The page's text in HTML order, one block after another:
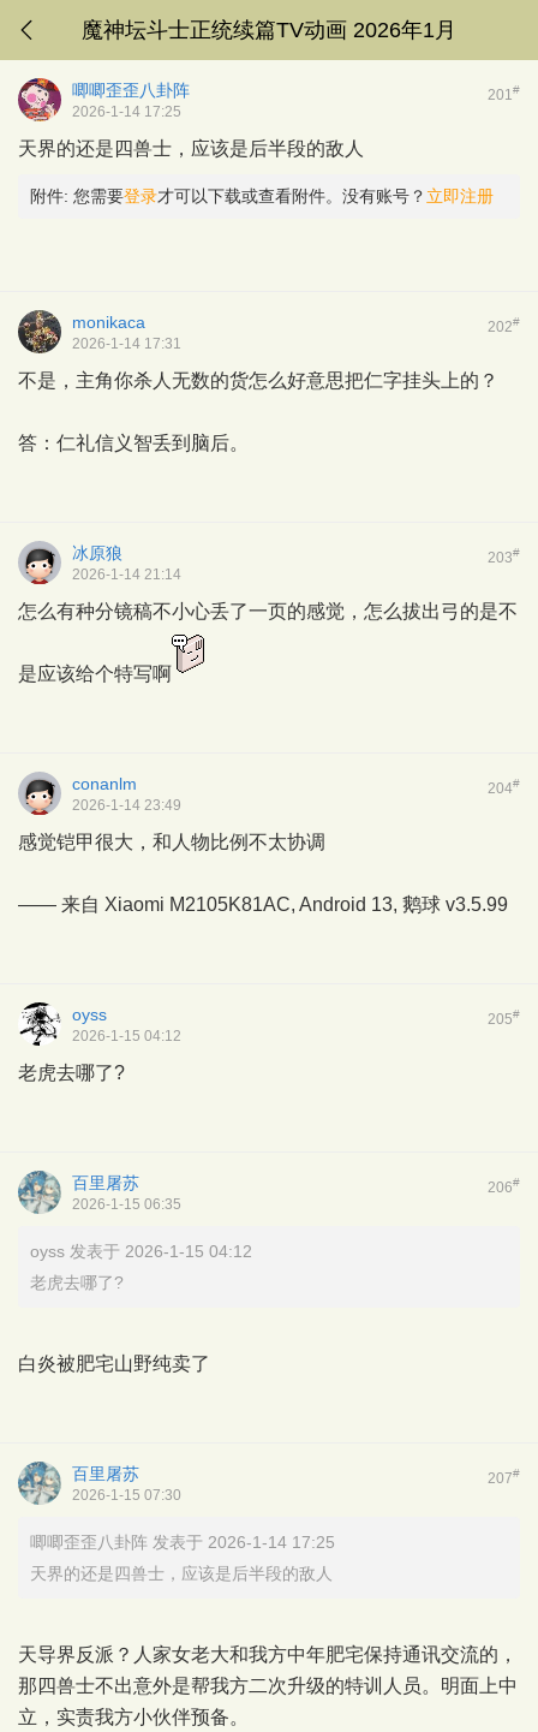
魔神坛斗士正统续篇TV动画 2026年1月
201#
唧唧歪歪八卦阵
2026-1-14 17:25
天界的还是四兽士，应该是后半段的敌人
附件: 您需要登录才可以下载或查看附件。没有账号？ 立即注册
202#
monikaca
2026-1-14 17:31
不是，主角你杀人无数的货怎么好意思把仁字挂头上的？
答：仁礼信义智丢到脑后。
203#
冰原狼
2026-1-14 21:14
怎么有种分镜稿不小心丢了一页的感觉，怎么拔出弓的是不
是应该给个特写啊
204#
conanlm
2026-1-14 23:49
感觉铠甲很大，和人物比例不太协调
—— 来自 Xiaomi M2105K81AC, Android 13, 鹅球 v3.5.99
205#
oyss
2026-1-15 04:12
老虎去哪了?
206#
百里屠苏
2026-1-15 06:35
oyss 发表于 2026-1-15 04:12
老虎去哪了?
白炎被肥宅山野纯卖了
207#
百里屠苏
2026-1-15 07:30
唧唧歪歪八卦阵 发表于 2026-1-14 17:25
天界的还是四兽士，应该是后半段的敌人
天导界反派？人家女老大和我方中年肥宅保持通讯交流的，
那四兽士不出意外是帮我方二次升级的特训人员。明面上中
立，实责我方小伙伴预备。